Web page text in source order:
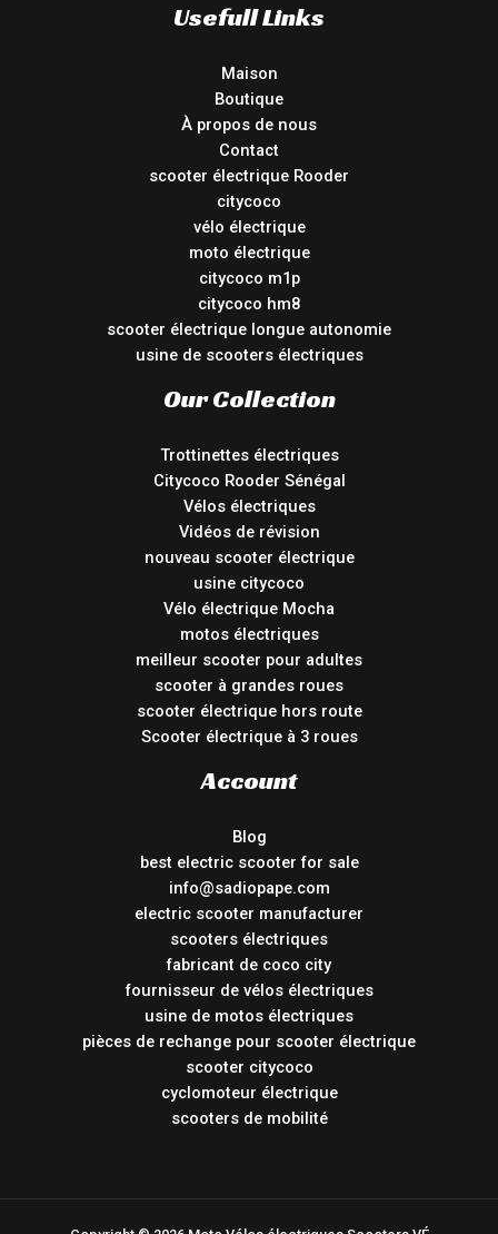
Usefull Links
Maison
Boutique
À propos de nous
Contact
scooter électrique Rooder
citycoco
vélo électrique
moto électrique
citycoco m1p
citycoco hm8
scooter électrique longue autonomie
usine de scooters électriques
Our Collection
Trottinettes électriques
Citycoco Rooder Sénégal
Vélos électriques
Vidéos de révision
nouveau scooter électrique
usine citycoco
Vélo électrique Mocha
motos électriques
meilleur scooter pour adultes
scooter à grandes roues
scooter électrique hors route
Scooter électrique à 3 roues
Account
Blog
best electric scooter for sale
info@sadiopape.com
electric scooter manufacturer
scooters électriques
fabricant de coco city
fournisseur de vélos électriques
usine de motos électriques
pièces de rechange pour scooter électrique
scooter citycoco
cyclomoteur électrique
scooters de mobilité